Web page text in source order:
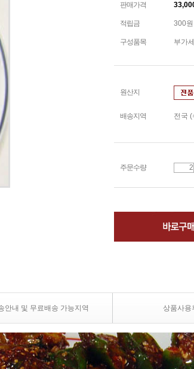
판매가격
적립금 300원
구성품목 부가
원산지
배송지역 전국
주문수량
안내 및 무료배송 가능지역 상품사용